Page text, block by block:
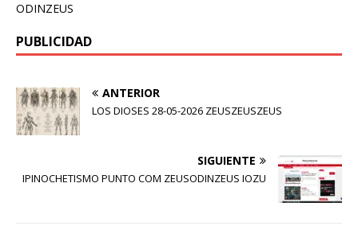
ODINZEUS
PUBLICIDAD
ANTERIOR
LOS DIOSES 28-05-2026 ZEUSZEUSZEUS
SIGUIENTE
IPINOCHETISMO PUNTO COM ZEUSODINZEUS IOZU